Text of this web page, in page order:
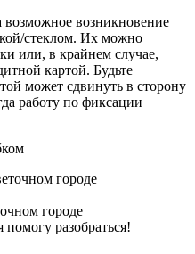
возникновение
стеклом. Их можно
или, в крайнем случае,
картой. Будьте
может сдвинуть в сторону
работу по фиксации
городе
разобраться!